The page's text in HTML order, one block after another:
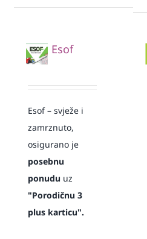
Esof
Esof – svježe i
zamrznuto,
osigurano je
posebnu
ponudu uz
"Porodičnu 3
plus karticu".